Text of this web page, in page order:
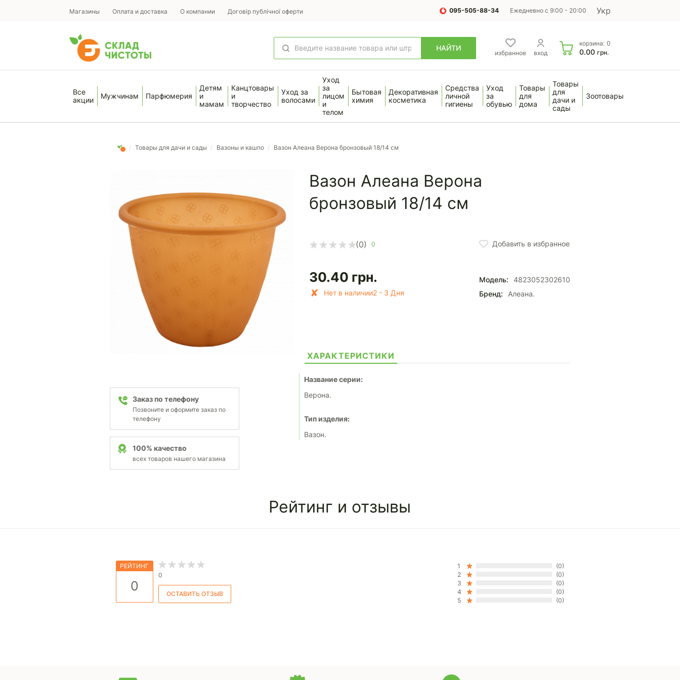
Магазины Оплата и доставка О компании Договір публічної оферти 095-505-88-34 Ежедневно с 9:00 - 20:00 Укр
НАЙТИ
избранное вход
корзина: 0
0.00 грн.
Все
акции
Мужчинам Парфюмерия
Детям
и
мамам
Канцтовары
и
творчество
Уход за
волосами
Уход
за
лицом
и
телом
Бытовая
химия
Декоративная
косметика
Средства
личной
гигиены
Уход
за
обувью
Товары
для
дома
Товары
для
дачи и
сады
Зоотовары
/ Товары для дачи и сады / Вазоны и кашпо / Вазон Алеана Верона бронзовый 18/14 см
Заказ по телефону
Позвоните и оформите заказ по
телефону
100% качество
всех товаров нашего магазина
Вазон Алеана Верона
бронзовый 18/14 см
(0) 0
30.40 грн.
Нет в наличии2 - 3 Дня
Добавить в избранное
Модель:
4823052302610
Бренд:
Алеана.
ХАРАКТЕРИСТИКИ
Название серии:
Верона.
Тип изделия:
Вазон.
Рейтинг и отзывы
РЕЙТИНГ
0
0
1
(0)
2
(0)
3
(0)
4
(0)
5
(0)